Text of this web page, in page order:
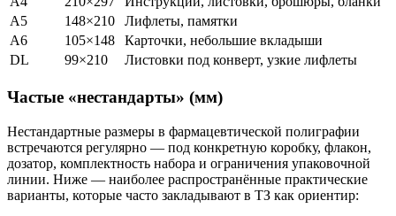
A5
148×210
Лифлеты, памятки
A6
105×148
Карточки, небольшие вкладыши
DL
99×210 Листовки под конверт, узкие лифлеты
Частые «нестандарты» (мм)
Нестандартные размеры в фармацевтической полиграфии
встречаются регулярно — под конкретную коробку, флакон,
дозатор, комплектность набора и ограничения упаковочной
линии. Ниже — наиболее распространённые практические
варианты, которые часто закладывают в ТЗ как ориентир: